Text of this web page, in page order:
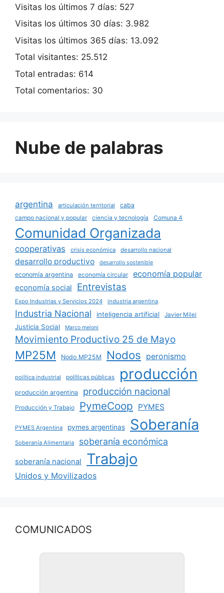
Visitas los últimos 7 días: 527
Visitas los últimos 30 días: 3.982
Visitas los últimos 365 días: 13.092
Total visitantes: 25.512
Total entradas: 614
Total comentarios: 30
Nube de palabras
argentina articulación territorial
caba
campo nacional y popular
ciencia y tecnología Comuna 4
Comunidad Organizada
cooperativas crisis económica desarrollo nacional
desarrollo productivo desarrollo sostenible
economía argentina economía circular economía popular
economía social Entrevistas
Expo Industrias y Servicios 2024 industria argentina
Industria Nacional inteligencia artificial Javier Milei
Justicia Social Marco meloni
Movimiento Productivo 25 de Mayo
MP25M Nodo MP25M Nodos peronismo
política industrial políticas públicas producción
producción argentina producción nacional
Producción y Trabajo PymeCoop PYMES
PYMES Argentina pymes argentinas Soberanía
Soberanía Alimentaria soberanía económica
soberanía nacional Trabajo
Unidos y Movilizados
COMUNICADOS